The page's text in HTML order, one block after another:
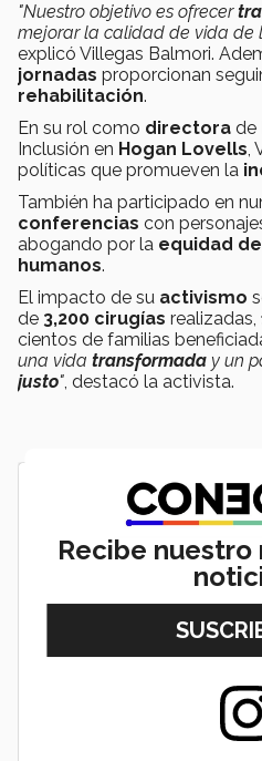
"Nuestro objetivo es ofrecer
mejorar la calidad de vida de
explicó Villegas Balmori.
jornadas proporcionan
rehabilitación.
En su rol como directora de
Inclusión en Hogan Lovells,
políticas que promueven la
También ha participado en
conferencias con
abogando por la equidad
humanos.
El impacto de su activismo
de 3,200 cirugías realizadas,
cientos de familias
una vida transformada y un
justo", destacó la activista.
Recibe